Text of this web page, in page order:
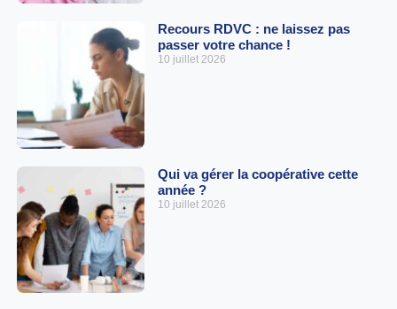
Recours RDVC : ne laissez pas
passer votre chance !
10 juillet 2026
Qui va gérer la coopérative cette
année ?
10 juillet 2026